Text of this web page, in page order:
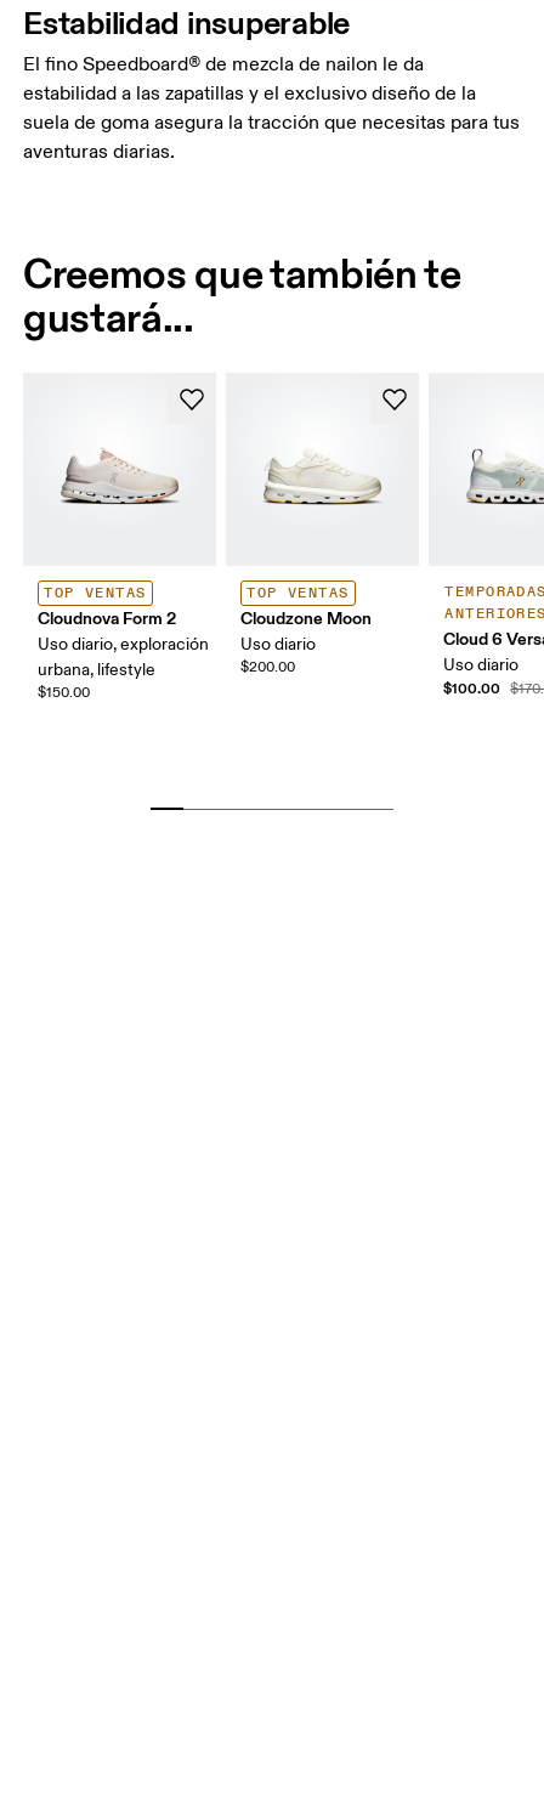
Estabilidad insuperable
El fino Speedboard® de mezcla de nailon le da
estabilidad a las zapatillas y el exclusivo diseño de la
suela de goma asegura la tracción que necesitas para tus
aventuras diarias.
Creemos que también te
gustará...
TOP VENTAS
Cloudnova Form 2
Uso diario, exploración
urbana, lifestyle
$150.00
TOP VENTAS
Cloudzone Moon
Uso diario
$200.00
Cloud 6
Uso diario
$100.00